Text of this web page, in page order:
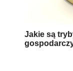
Jakie są